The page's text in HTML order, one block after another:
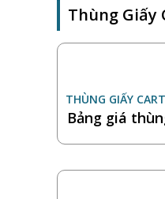
Thùng Giấy
THÙNG GIẤY
Bảng giá
ới